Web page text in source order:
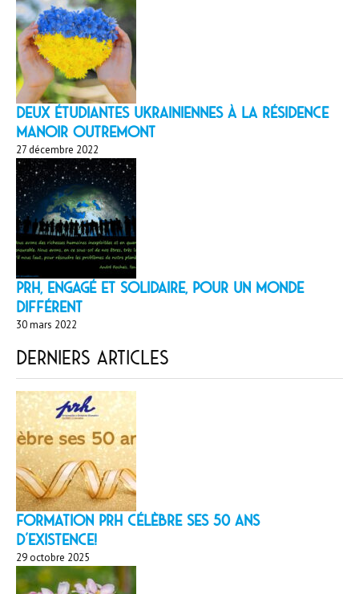
Deux étudiantes ukrainiennes à la résidence
Manoir Outremont
27 décembre 2022
PRH, engagé et solidaire, pour un monde
différent
30 mars 2022
Derniers articles
Formation PRH célèbre ses 50 ans
d’existence!
29 octobre 2025